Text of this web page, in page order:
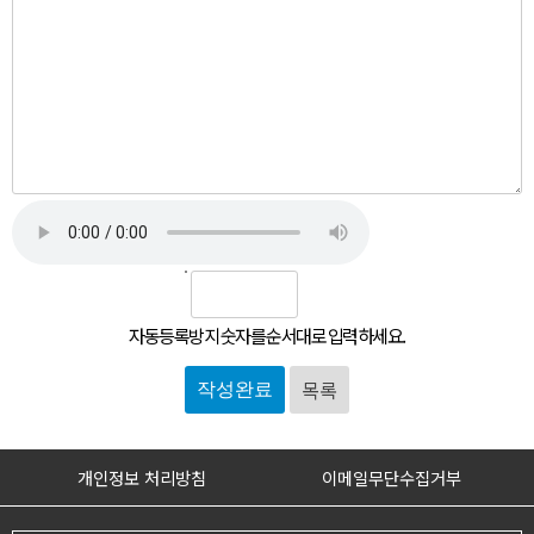
자동등록방지 숫자를 순서대로 입력하세요.
목록
개인정보 처리방침 이메일무단수집거부